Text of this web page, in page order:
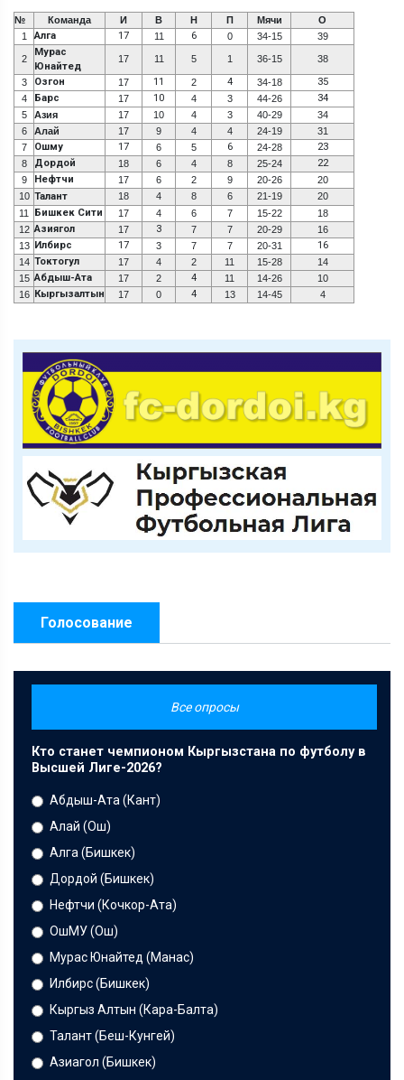
№ Команда И В Н П Мячи
О
1
Алга 17 11 6 0 34-15 39
2
Мурас
Юнайтед
17 11 5 1 36-15 38
3 Озгон 17 11 2 4 34-18 35
4 Барс 17 10 4 3 44-26 34
5 Азия 17 10 4 3 40-29
34
6
Алай 17 9 4 4 24-19
31
7
Ошму 17 6 5 6 24-28 23
8 Дордой 18 6 4 8 25-24 22
9 Нефтчи 17 6 2 9 20-26
20
10 Талант 18 4 8 6 21-19
20
11
Бишкек Сити 17 4 6 7 15-22
18
12 Азиягол 17 3 7 7 20-29
16
13 Илбирс 17 3 7 7 20-31 16
14 Токтогул 17 4 2 11 15-28
14
15 Абдыш-Ата 17 2 4 11 14-26
10
16 Кыргызалтын 17 0 4 13 14-45 4
Голосование
Все опросы
Кто станет чемпионом Кыргызстана по футболу в
Высшей Лиге-2026?
Абдыш-Ата (Кант)
Алай (Ош)
Алга (Бишкек)
Дордой (Бишкек)
Нефтчи (Кочкор-Ата)
ОшМУ (Ош)
Мурас Юнайтед (Манас)
Илбирс (Бишкек)
Кыргыз Алтын (Кара-Балта)
Талант (Беш-Кунгей)
Азиагол (Бишкек)